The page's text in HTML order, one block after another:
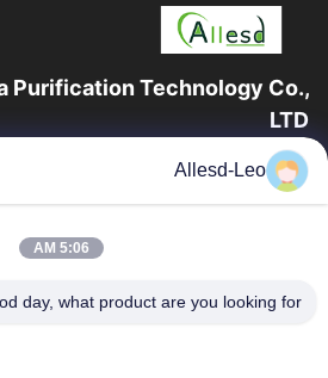
Purification Technology Co.,
LTD
16 سال تجربه، به عنوان یک تولید کننده و
صفحه اصلی
Allesd-Leo
5:06 AM
day, what product are you looking for?